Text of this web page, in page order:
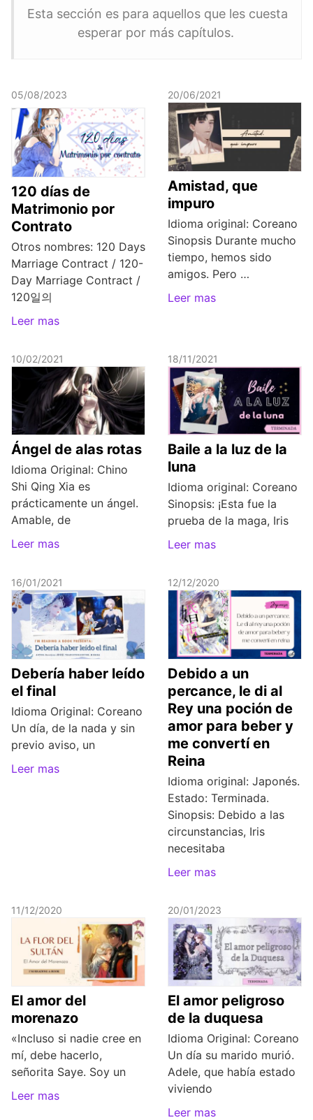
Esta sección es para aquellos que les cuesta
esperar por más capítulos.
05/08/2023
120 días de
Matrimonio por
Contrato
Otros nombres: 120 Days
Marriage Contract / 120-
Day Marriage Contract /
120일의
Leer mas
20/06/2021
Amistad, que
impuro
Idioma original: Coreano
Sinopsis Durante mucho
tiempo, hemos sido
amigos. Pero …
Leer mas
10/02/2021
Ángel de alas rotas
Idioma Original: Chino
Shi Qing Xia es
prácticamente un ángel.
Amable, de
Leer mas
18/11/2021
Baile a la luz de la
luna
Idioma original: Coreano
Sinopsis: ¡Esta fue la
prueba de la maga, Iris
Leer mas
16/01/2021
Debería haber leído
el final
Idioma Original: Coreano
Un día, de la nada y sin
previo aviso, un
Leer mas
12/12/2020
Debido a un
percance, le di al
Rey una poción de
amor para beber y
me convertí en
Reina
Idioma original: Japonés.
Estado: Terminada.
Sinopsis: Debido a las
circunstancias, Iris
necesitaba
Leer mas
11/12/2020
El amor del
morenazo
«Incluso si nadie cree en
mí, debe hacerlo,
señorita Saye. Soy un
Leer mas
20/01/2023
El amor peligroso
de la duquesa
Idioma Original: Coreano
Un día su marido murió.
Adele, que había estado
viviendo
Leer mas